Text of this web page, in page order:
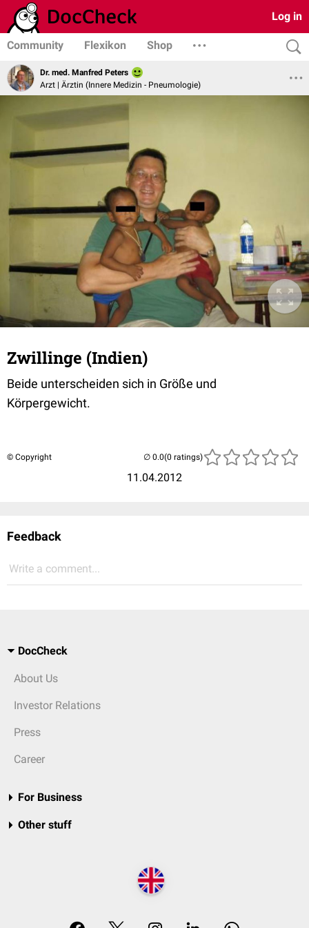
Log in
Community Flexikon Shop
Dr. med. Manfred Peters
Arzt | Ärztin (Innere Medizin - Pneumologie)
Zwillinge (Indien)
Beide unterscheiden sich in Größe und
Körpergewicht.
© Copyright
11.04.2012
(0 ratings)
Feedback
Write a comment...
DocCheck
About Us
Investor Relations
Press
Career
For Business
Other stuff